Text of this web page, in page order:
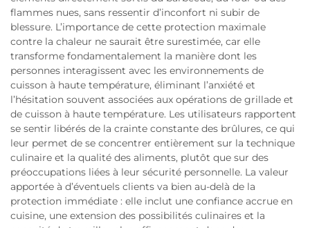
flammes nues, sans ressentir d’inconfort ni subir de
blessure. L’importance de cette protection maximale
contre la chaleur ne saurait être surestimée, car elle
transforme fondamentalement la manière dont les
personnes interagissent avec les environnements de
cuisson à haute température, éliminant l’anxiété et
l’hésitation souvent associées aux opérations de grillade et
de cuisson à haute température. Les utilisateurs rapportent
se sentir libérés de la crainte constante des brûlures, ce qui
leur permet de se concentrer entièrement sur la technique
culinaire et la qualité des aliments, plutôt que sur des
préoccupations liées à leur sécurité personnelle. La valeur
apportée à d’éventuels clients va bien au-delà de la
protection immédiate : elle inclut une confiance accrue en
cuisine, une extension des possibilités culinaires et la